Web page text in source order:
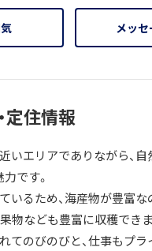
メッセ
定住情報
いエリアでありながら、
です。
いるため、海産物が豊富
果物なども豊富に収穫でき
てのびのびと、仕事もプ